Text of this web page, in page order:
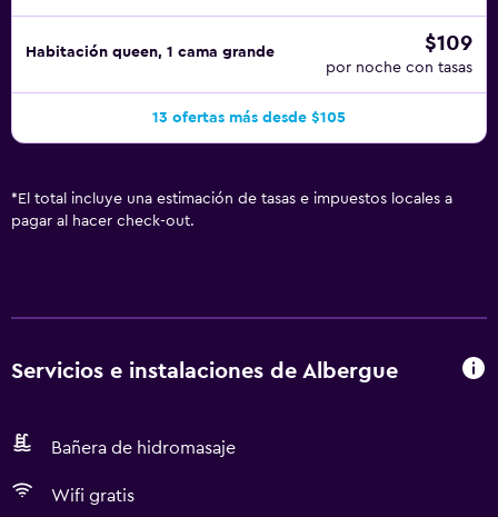
Habitación queen, 1 cama grande $109
por noche con tasas
13 ofertas más desde $105
* El total incluye una estimación de tasas e impuestos locales a
pagar al hacer check-out.
Servicios e instalaciones de Albergue
Bañera de hidromasaje
Wifi gratis